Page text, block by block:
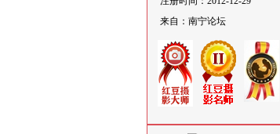
来自：南宁论坛